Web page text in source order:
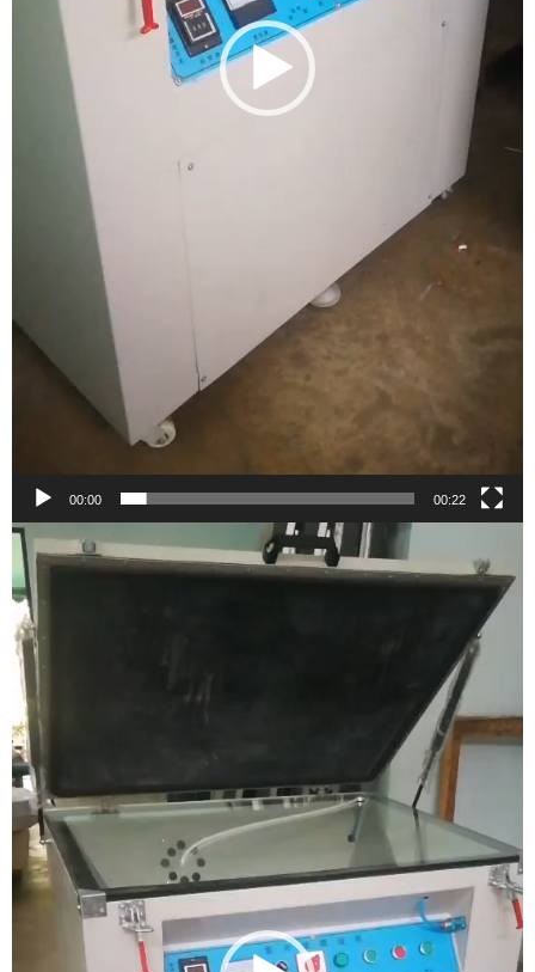
00:00 00:22
ตัว
เล่น
ไฟล์
วิดีโอ